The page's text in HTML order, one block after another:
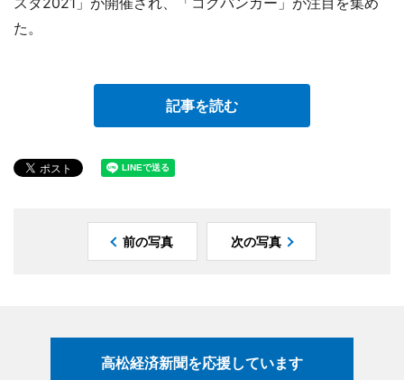
た。
記事を読む
前の写真 次の写真
高松経済新聞を応援しています